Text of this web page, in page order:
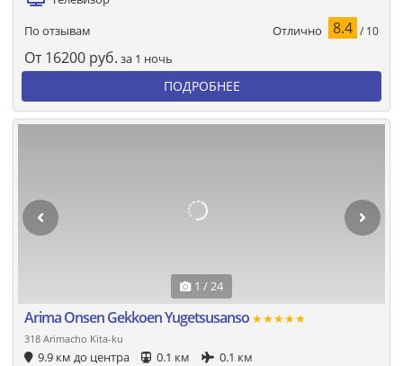
По отзывам Отлично 8.4 / 10
От 16200 руб. за 1 ночь
ПОДРОБНЕЕ
1 / 24
Arima Onsen Gekkoen Yugetsusanso ★★★★★
318 Arimacho Kita-ku
9.9 км до центра 0.1 км
0.1 км